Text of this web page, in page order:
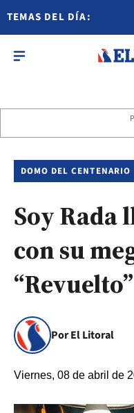
TEMAS DEL DÍA:
DOMO DEL CENTENARIO
Soy Rada
con su
“Revuelto”
Por El Litoral
Viernes, 08 de abril de